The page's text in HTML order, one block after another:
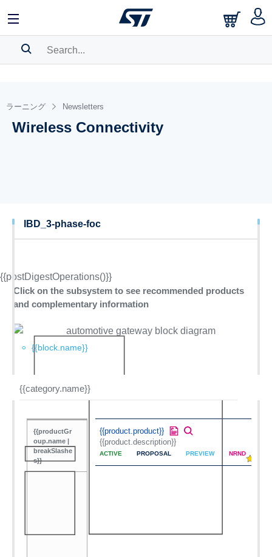
BOOKMARK
Pleaselog into show your saved searches.
ラーニング Newsletters
Wireless Connectivity
IBD_3-phase-foc
{{postDigestOperations()}}
Click on the subsystem to see recommended products
and complementary information
{{block.name}}
{{category.name}}
{{productGr
oup.name |
breakSlashe
s}}
{{product.product}}
{{product.description}}
ACTIVE PROPOSAL PREVIEW NRND